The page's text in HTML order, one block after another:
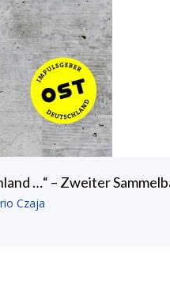
…“ – Zweiter
Czaja